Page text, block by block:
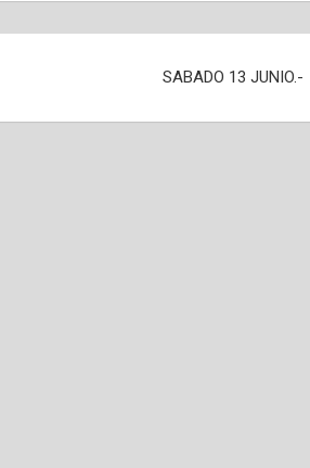
SABADO 13 JUNIO.-